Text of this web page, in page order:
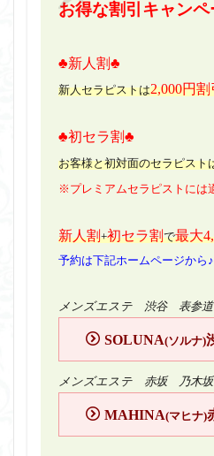
お得な割引キャンペ
♣新人割♣
新人セラピストは2,000円割
♣初セラ割♣
お客様と初対面のセラピスト
※プレミアムセラピストには
新人割+初セラ割で最大
予約は下記ホームページか
メンズエステ 渋谷 表参道
SOLUNA(ソルナ)
メンズエステ 赤坂 乃木坂
MAHINA(マヒナ)